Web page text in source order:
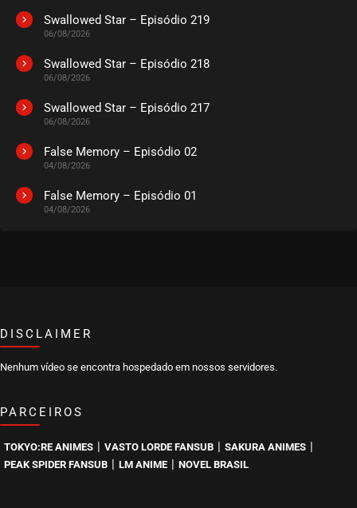
Swallowed Star – Episódio 219
06/08/2026
Swallowed Star – Episódio 218
06/08/2026
Swallowed Star – Episódio 217
06/08/2026
False Memory – Episódio 02
04/08/2026
False Memory – Episódio 01
04/08/2026
DISCLAIMER
Nenhum vídeo se encontra hospedado em nossos servidores.
PARCEIROS
TOKYO:RE ANIMES VASTO LORDE FANSUB SAKURA ANIMES
PEAK SPIDER FANSUB LM ANIME NOVEL BRASIL